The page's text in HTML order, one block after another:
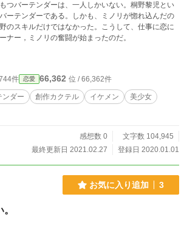
つバーテンダーは、一人しかいない。桐野黎児とい
ーテンダーである。しかも、ミノリが惚れ込んだの
のスキルだけではなかった。こうして、仕事に恋に
ナー，ミノリの奮闘が始まったのだ。
件 恋愛 66,362 位 / 66,362件
ンダー 創作カクテル イケメン
美少女
感想数 0
文字数 104,945
最終更新日 2021.02.27
登録日 2020.01.01
お気に入り追加 3